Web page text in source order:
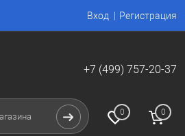
Вход Регистрация
+7 (499) 757-20-37
0 0